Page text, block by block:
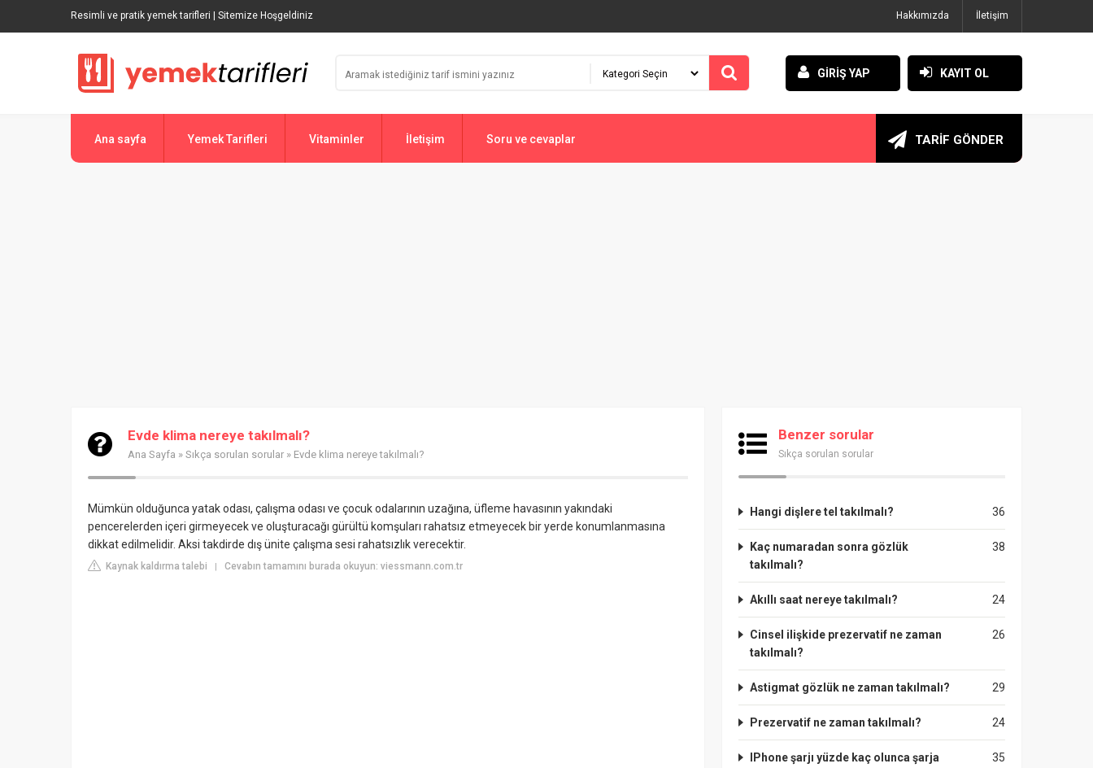
Resimli ve pratik yemek tarifleri | Sitemize Hoşgeldiniz Hakkımızda İletişim
GİRİŞ YAP KAYIT OL
Ana sayfa Yemek Tarifleri Vitaminler İletişim Soru ve cevaplar TARİF GÖNDER
Evde klima nereye takılmalı?
Ana Sayfa » Sıkça sorulan sorular » Evde klima nereye takılmalı?
Mümkün olduğunca yatak odası, çalışma odası ve çocuk odalarının uzağına, üfleme havasının yakındaki
pencerelerden içeri girmeyecek ve oluşturacağı gürültü komşuları rahatsız etmeyecek bir yerde konumlanmasına
dikkat edilmelidir. Aksi takdirde dış ünite çalışma sesi rahatsızlık verecektir.
Kaynak kaldırma talebi | Cevabın tamamını burada okuyun: viessmann.com.tr
Benzer sorular
Sıkça sorulan sorular
36
Hangi dişlere tel takılmalı?
38
Kaç numaradan sonra gözlük
takılmalı?
24
Akıllı saat nereye takılmalı?
26
Cinsel ilişkide prezervatif ne zaman
takılmalı?
29
Astigmat gözlük ne zaman takılmalı?
24
Prezervatif ne zaman takılmalı?
35
IPhone şarjı yüzde kaç olunca şarja